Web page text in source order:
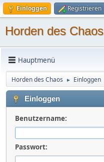
Einloggen Registrieren
Horden des Chaos
Hauptmenü
Horden des Chaos ► Einloggen
Einloggen
Benutzername:
Passwort: